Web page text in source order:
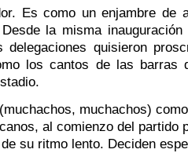
Es como un enjambre de
la misma inauguración
delegaciones quisieron
los cantos de las barras
(muchachos, muchachos)
al comienzo del partido
su ritmo lento. Deciden